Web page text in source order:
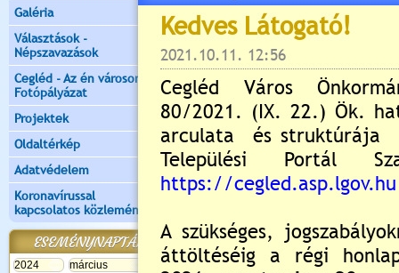
Galéria
Választások -
Népszavazások
Cegléd - Az én városom -
Fotópályázat
Projektek
Oldaltérkép
Adatvédelem
Koronavírussal
kapcsolatos közlemények
ESEMÉNYNAPTÁR